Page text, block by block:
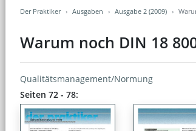
Der Praktiker Ausgaben Ausgabe 2 (2009)
Warum noch DIN 18
Qualitätsmanagement/Normung
Seiten 72 - 78: